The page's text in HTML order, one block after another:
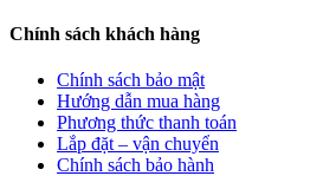
Chính sách khách hàng
Chính sách bảo mật
Hướng dẫn mua hàng
Phương thức thanh toán
Lắp đặt – vận chuyển
Chính sách bảo hành